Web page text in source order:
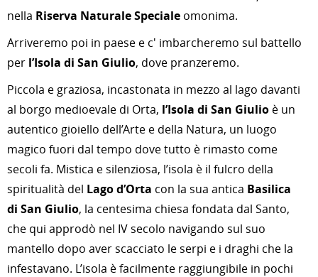
nella Riserva Naturale Speciale omonima.
Arriveremo poi in paese e c' imbarcheremo sul battello
per l’Isola di San Giulio, dove pranzeremo.
Piccola e graziosa, incastonata in mezzo al lago davanti
al borgo medioevale di Orta, l’Isola di San Giulio è un
autentico gioiello dell’Arte e della Natura, un luogo
magico fuori dal tempo dove tutto è rimasto come
secoli fa. Mistica e silenziosa, l’isola è il fulcro della
spiritualità del Lago d’Orta con la sua antica Basilica
di San Giulio, la centesima chiesa fondata dal Santo,
che qui approdò nel IV secolo navigando sul suo
mantello dopo aver scacciato le serpi e i draghi che la
infestavano. L’isola è facilmente raggiungibile in pochi